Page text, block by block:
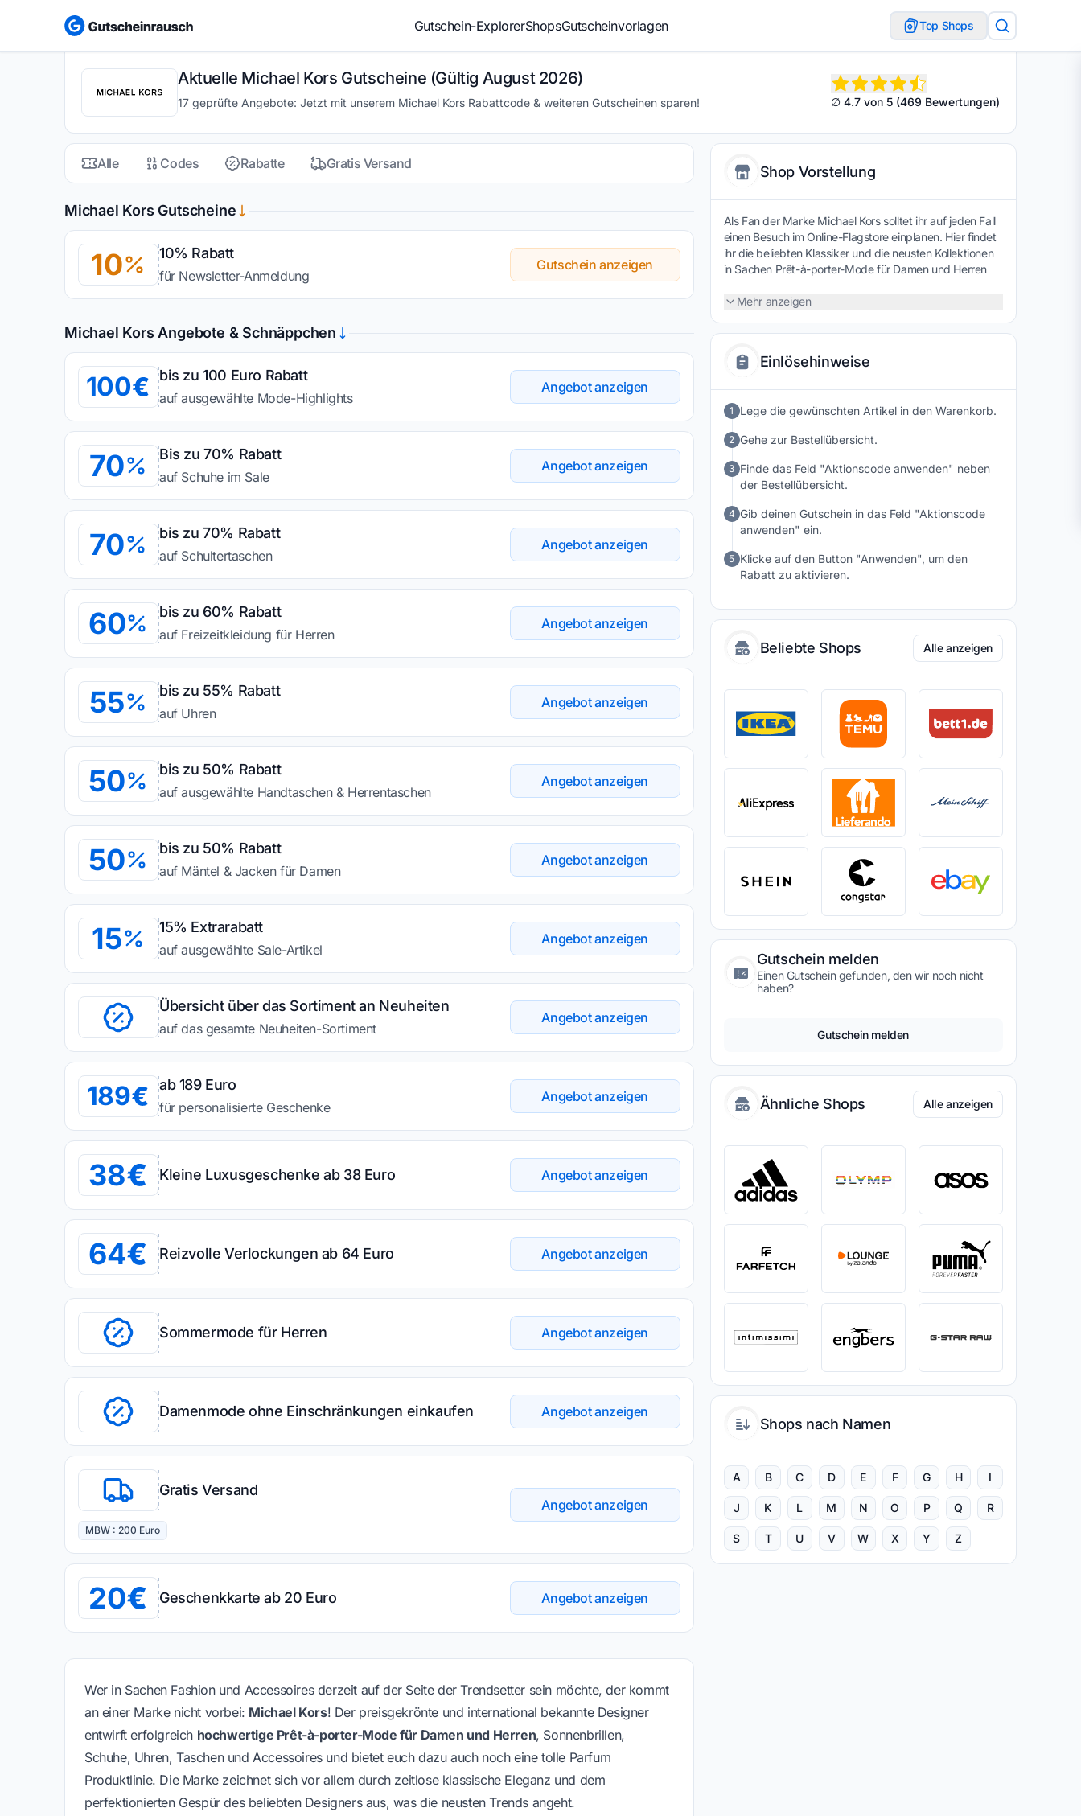
Gutschein-ExplorerShopsGutscheinvorlagen Top Shops
Aktuelle Michael Kors Gutscheine (Gültig August 2026)
17 geprüfte Angebote: Jetzt mit unserem Michael Kors Rabattcode & weiteren Gutscheinen sparen! ∅ 4.7 von 5 (469 Bewertungen)
Alle Codes Rabatte Gratis Versand
Michael Kors Gutscheine
10 10% Rabatt
für Newsletter-Anmeldung
Gutschein anzeigen
Michael Kors Angebote & Schnäppchen
100 bis zu 100 Euro Rabatt
auf ausgewählte Mode-Highlights
Angebot anzeigen
70 Bis zu 70% Rabatt
auf Schuhe im Sale
Angebot anzeigen
70 bis zu 70% Rabatt
auf Schultertaschen
Angebot anzeigen
60 bis zu 60% Rabatt
auf Freizeitkleidung für Herren
Angebot anzeigen
55 bis zu 55% Rabatt
auf Uhren
Angebot anzeigen
50 bis zu 50% Rabatt
auf ausgewählte Handtaschen & Herrentaschen
Angebot anzeigen
50 bis zu 50% Rabatt
auf Mäntel & Jacken für Damen
Angebot anzeigen
15 15% Extrarabatt
auf ausgewählte Sale-Artikel
Angebot anzeigen
Übersicht über das Sortiment an Neuheiten
auf das gesamte Neuheiten-Sortiment
Angebot anzeigen
189 ab 189 Euro
für personalisierte Geschenke
Angebot anzeigen
38 Kleine Luxusgeschenke ab 38 Euro Angebot anzeigen
64 Reizvolle Verlockungen ab 64 Euro Angebot anzeigen
Sommermode für Herren Angebot anzeigen
Damenmode ohne Einschränkungen einkaufen Angebot anzeigen
Gratis Versand
MBW : 200 Euro
Angebot anzeigen
20 Geschenkkarte ab 20 Euro Angebot anzeigen
Wer in Sachen Fashion und Accessoires derzeit auf der Seite der Trendsetter sein möchte, der kommt
an einer Marke nicht vorbei: Michael Kors! Der preisgekrönte und international bekannte Designer
entwirft erfolgreich hochwertige Prêt-à-porter-Mode für Damen und Herren, Sonnenbrillen,
Schuhe, Uhren, Taschen und Accessoires und bietet euch dazu auch noch eine tolle Parfum
Produktlinie. Die Marke zeichnet sich vor allem durch zeitlose klassische Eleganz und dem
perfektionierten Gespür des beliebten Designers aus, was die neusten Trends angeht.
Shop Vorstellung
Als Fan der Marke Michael Kors solltet ihr auf jeden Fall
einen Besuch im Online-Flagstore einplanen. Hier findet
ihr die beliebten Klassiker und die neusten Kollektionen
in Sachen Prêt-à-porter-Mode für Damen und Herren
Serviceleistungen und Sparmöglichkeiten, wie der gratis
Offerte perfekt ab.
Mehr anzeigen
Einlösehinweise
1 Lege die gewünschten Artikel in den Warenkorb.
2 Gehe zur Bestellübersicht.
3 Finde das Feld "Aktionscode anwenden" neben
der Bestellübersicht.
4 Gib deinen Gutschein in das Feld "Aktionscode
anwenden" ein.
5 Klicke auf den Button "Anwenden", um den
Rabatt zu aktivieren.
Beliebte Shops Alle anzeigen
Gutschein melden
Einen Gutschein gefunden, den wir noch nicht
haben?
Gutschein melden
Ähnliche Shops Alle anzeigen
Shops nach Namen
A B C D E F G H I
J K L M N O P Q R
S T U V W X Y Z